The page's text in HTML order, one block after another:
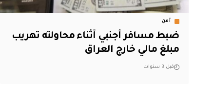
أمن
ضبط مسافر أجنبي أثناء محاولته تهريب
مبلغ مالي خارج العراق
قبل 3 سنوات